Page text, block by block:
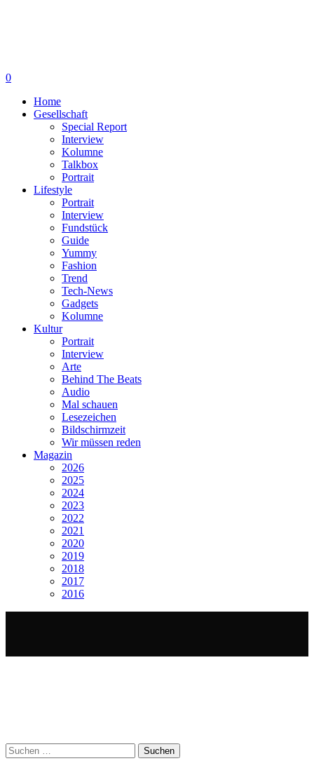
0
Home
Gesellschaft
Special Report
Interview
Kolumne
Talkbox
Portrait
Lifestyle
Portrait
Interview
Fundstück
Guide
Yummy
Fashion
Trend
Tech-News
Gadgets
Kolumne
Kultur
Portrait
Interview
Arte
Behind The Beats
Audio
Mal schauen
Lesezeichen
Bildschirmzeit
Wir müssen reden
Magazin
2026
2025
2024
2023
2022
2021
2020
2019
2018
2017
2016
Suchen
nach: